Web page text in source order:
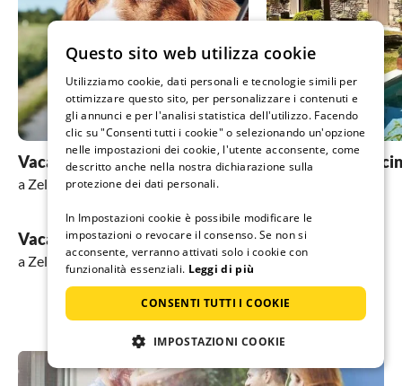
Vacanza con il cane
a Zell am Ziller
Vacanza con
Vacanze in montagna
a Zell am Ziller
Questo sito web utilizza cookie
Utilizziamo cookie, dati personali e tecnologie simili per
ottimizzare questo sito, per personalizzare i contenuti e
gli annunci e per l'analisi statistica dell'utilizzo. Facendo
clic su "Consenti tutti i cookie" o selezionando un'opzione
nelle impostazioni dei cookie, l'utente acconsente, come
descritto anche nella nostra dichiarazione sulla
protezione dei dati personali.
In Impostazioni cookie è possibile modificare le
impostazioni o revocare il consenso. Se non si
acconsente, verranno attivati solo i cookie con
funzionalità essenziali. Leggi di più
CONSENTI TUTTI I COOKIE
IMPOSTAZIONI COOKIE